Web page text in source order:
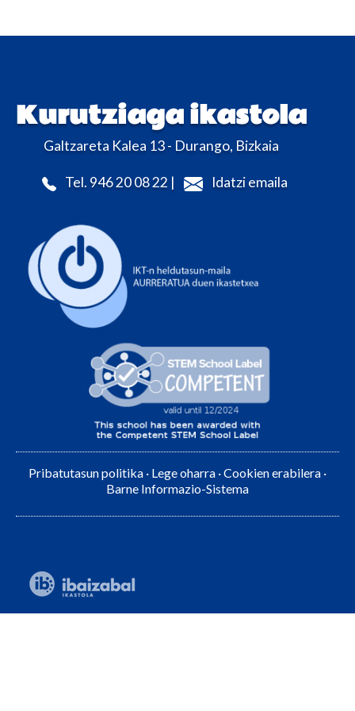
Kurutziaga ikastola
Galtzareta Kalea 13 - Durango, Bizkaia
Tel. 946 20 08 22 | Idatzi emaila
Pribatutasun politika · Lege oharra ·Cookien erabilera ·
Barne Informazio-Sistema